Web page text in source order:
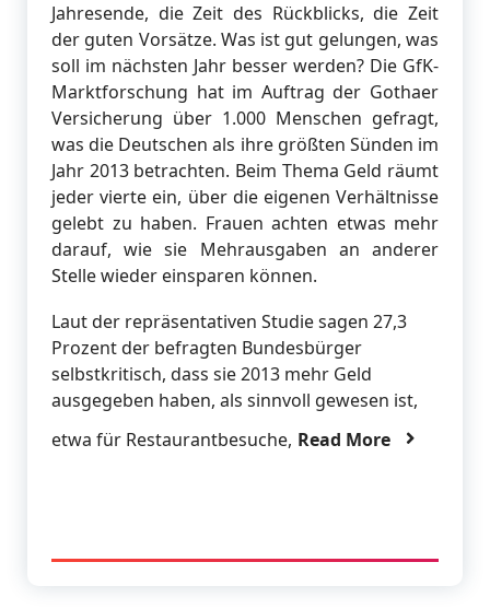
Jahresende, die Zeit des Rückblicks, die Zeit
der guten Vorsätze. Was ist gut gelungen, was
soll im nächsten Jahr besser werden? Die GfK-
Marktforschung hat im Auftrag der Gothaer
Versicherung über 1.000 Menschen gefragt,
was die Deutschen als ihre größten Sünden im
Jahr 2013 betrachten. Beim Thema Geld räumt
jeder vierte ein, über die eigenen Verhältnisse
gelebt zu haben. Frauen achten etwas mehr
darauf, wie sie Mehrausgaben an anderer
Stelle wieder einsparen können.
Laut der repräsentativen Studie sagen 27,3
Prozent der befragten Bundesbürger
selbstkritisch, dass sie 2013 mehr Geld
ausgegeben haben, als sinnvoll gewesen ist,
etwa für Restaurantbesuche, Read More